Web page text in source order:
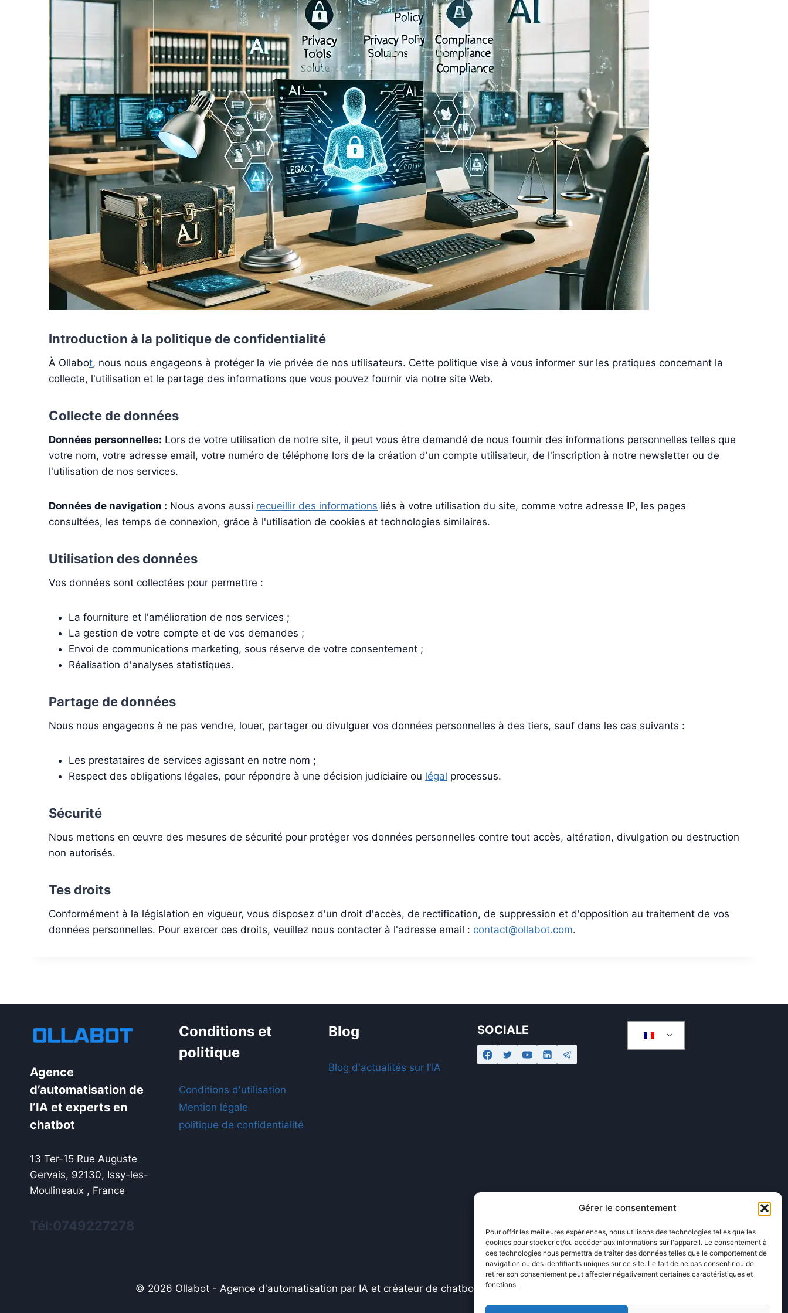
Gérer le consentement
Pour offrir les meilleures expériences, nous utilisons des technologies telles que les
cookies pour stocker et/ou accéder aux informations sur l'appareil. Le consentement à
ces technologies nous permettra de traiter des données telles que le comportement de
navigation ou des identifiants uniques sur ce site. Le fait de ne pas consentir ou de
retirer son consentement peut affecter négativement certaines caractéristiques et
fonctions.
Introduction à la politique de confidentialité
À Ollabot, nous nous engageons à protéger la vie privée de nos utilisateurs. Cette politique vise à vous informer sur les pratiques concernant la
collecte, l'utilisation et le partage des informations que vous pouvez fournir via notre site Web.
Collecte de données
Données personnelles: Lors de votre utilisation de notre site, il peut vous être demandé de nous fournir des informations personnelles telles que
votre nom, votre adresse email, votre numéro de téléphone lors de la création d'un compte utilisateur, de l'inscription à notre newsletter ou de
l'utilisation de nos services.
Données de navigation : Nous avons aussi recueillir des informations liés à votre utilisation du site, comme votre adresse IP, les pages
consultées, les temps de connexion, grâce à l'utilisation de cookies et technologies similaires.
Utilisation des données
Vos données sont collectées pour permettre :
La fourniture et l'amélioration de nos services ;
La gestion de votre compte et de vos demandes ;
Envoi de communications marketing, sous réserve de votre consentement ;
Réalisation d'analyses statistiques.
Partage de données
Nous nous engageons à ne pas vendre, louer, partager ou divulguer vos données personnelles à des tiers, sauf dans les cas suivants :
Les prestataires de services agissant en notre nom ;
Respect des obligations légales, pour répondre à une décision judiciaire ou légal processus.
Sécurité
Nous mettons en œuvre des mesures de sécurité pour protéger vos données personnelles contre tout accès, altération, divulgation ou destruction
non autorisés.
Tes droits
Conformément à la législation en vigueur, vous disposez d'un droit d'accès, de rectification, de suppression et d'opposition au traitement de vos
données personnelles. Pour exercer ces droits, veuillez nous contacter à l'adresse email : contact@ollabot.com.
Agence
d’automatisation de
l’IA et experts en
chatbot
13 Ter-15 Rue Auguste
Gervais, 92130, Issy-les-
Moulineaux , France
Tél:0749227278
Conditions et
politique
Conditions d'utilisation
Mention légale
politique de confidentialité
Blog
Blog d'actualités sur l'IA
SOCIALE
© 2026 Ollabot - Agence d'automatisation par IA et créateur de chatbots propulsé par